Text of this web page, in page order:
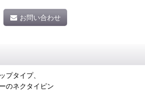
お問い合わせ
プタイプ、
のネクタイピン